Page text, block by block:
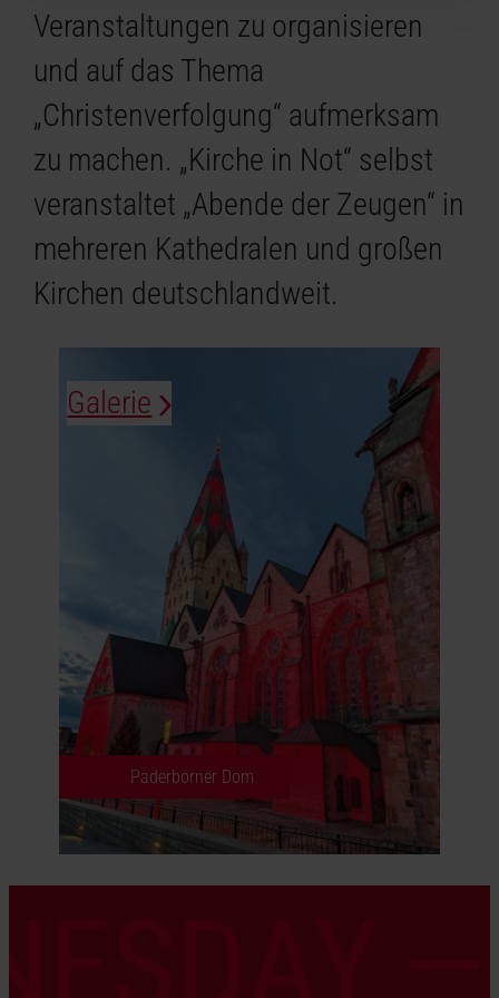
Veranstaltungen zu organisieren
und auf das Thema
„Christenverfolgung“ aufmerksam
zu machen. „Kirche in Not“ selbst
veranstaltet „Abende der Zeugen“ in
mehreren Kathedralen und großen
Kirchen deutschlandweit.
Paderborner Dom
Galerie